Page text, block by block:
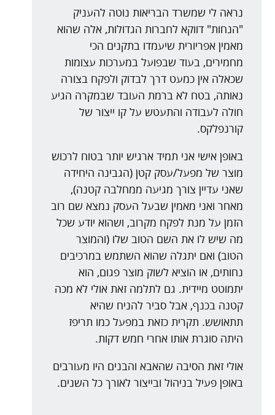
נראה לי שמשרד הבריאות נוטה להעניק
"הנחות" דווקא לחברות הגדולות, אלה שהוא
מאמין אפריורית שיעמדו בתקנים הכי
מחמירים, בעוד שבפועל במערכות עצומות
שכאלה אין כמעט דרך לבדוק ולפקח בצורה
נאותה, בטח לא ברמת העובד שבמקרה הגיע
חולה לעבודה והתעטש על קו ייצור של
קורנפלקס.
באופן אישי אני תמיד ארגיש יותר בטוח לרכוש
מוצר של מפעל/עסק קטן (הגבינה היחידה
שאני עדיין צורך מגיעה ממחלבה קטנה),
מאחר ואני מאמין שבעל העסק נמצא שם רוב
הזמן על מנת לפקח מקרוב, ושהוא יודע שכל
מה שיש לו את השם הטוב שלו (והמוצר
הטוב) ואם יתגלה שהוא השתמש במרכיבים
נחותים, או הוציא לשוק מוצר פגום, הוא
יתמוטט מיידית. גם לתלמה זאת אולי לא מכה
קטנה בכנף, אבל סביר להניח שהיא
תתאושש. תקרית כזאת במפעל כמו תריפז
היתה סוגרת אותו אחרי חמש דקות.
אולי זאת הסיבה שהאבא והבנים היו מעורבים
באופן פעיל בניהול ובייצור לאורך כל השנים.